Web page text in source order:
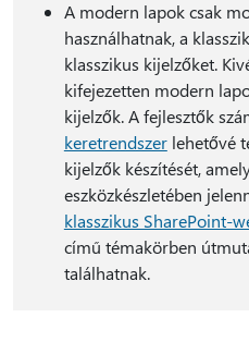
A modern lapok csak
használhatnak, a
klasszikus kijelzőket.
kifejezetten modern
kijelzők. A fejlesztők
keretrendszerlehetővé
kijelzők készítését,
eszközkészletében
klasszikus SharePoint-
című témakörben
találhatnak.